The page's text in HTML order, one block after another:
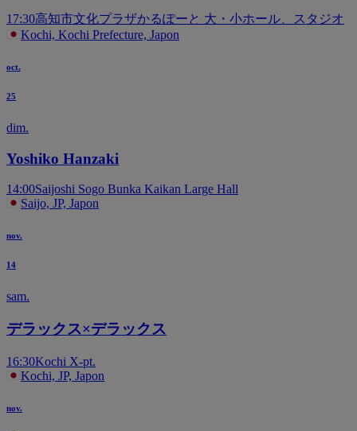
17:30高知市文化プラザかるぽーと 大・小ホール、スタジオ
Kochi, Kochi Prefecture, Japon
oct.
25
dim.
Yoshiko Hanzaki
14:00Saijoshi Sogo Bunka Kaikan Large Hall
Saijo, JP, Japon
nov.
14
sam.
デラックス×デラックス
16:30Kochi X-pt.
Kochi, JP, Japon
nov.